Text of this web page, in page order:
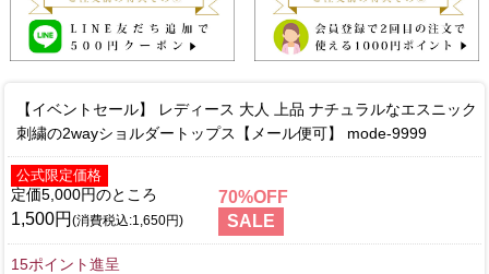
【イベントセール】 レディース 大人 上品 ナチュラルなエスニック
刺繍の2wayショルダートップス【メール便可】 mode-9999
公式限定価格
定価5,000円
1,500円 (消費税込:1,650円)
70
SALE
15ポイント進呈